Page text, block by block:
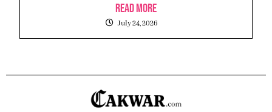
Read More
July 24, 2026